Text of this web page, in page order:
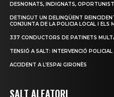
DESNONATS, INDIGNATS,
DETINGUT UN DELINQÜENT
CONJUNTA DE LA POLICIA LOCAL I ELS
337 CONDUCTORS DE PATINETS
TENSIÓ A SALT: INTERVENCIÓ
ACCIDENT A L’ESPAI GIRONÈS
SALT ALEATORI